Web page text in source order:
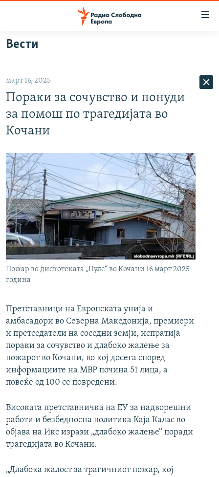
Оди
на
главната
навигација
Премини
на
ВИЗУЕЛНО
ВЕСТИ
ШТО ТРЕБА ДА ЗНАЕТЕ
ПОДКАСТ ЗОШТО?
СЛЕДЕТЕ НЕ
РСЕ веб страници
Вести
март 16, 2025
Пораки за сочувство и понуди
за помош по трагедијата во
Кочани
Пожар во дискотеката „Пулс“ во Кочани 16 март 2025
година
Претставници на Европската унија и
амбасадори во Северна Македонија, премиери
и претседатели на соседни земји, испратија
пораки за сочувство и длабоко жалење за
пожарот во Кочани, во кој досега според
информациите на МВР почина 51 лица, а
повеќе од 100 се повредени.
Високата претставничка на ЕУ за надворешни
работи и безбедносна политика Каја Калас во
објава на Икс изрази „длабоко жалење“ поради
трагедијата во Кочани.
„Длабока жалост за трагичниот пожар, кој